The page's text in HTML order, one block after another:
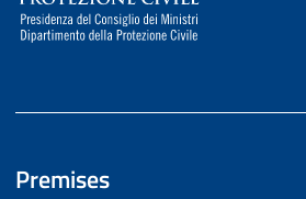
Premises